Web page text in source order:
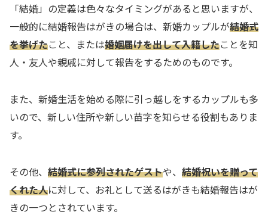
「結婚」の定義は色々なタイミングがあると思いますが、
一般的に結婚報告はがきの場合は、新婚カップルが結婚式
を挙げたこと、または婚姻届けを出して入籍したことを知
人・友人や親戚に対して報告をするためのものです。
また、新婚生活を始める際に引っ越しをするカップルも多
いので、新しい住所や新しい苗字を知らせる役割もありま
す。
その他、 結婚式に参列されたゲストや、 結婚祝いを贈って
くれた人に対して、お礼として送るはがきも結婚報告はが
きの一つとされています。